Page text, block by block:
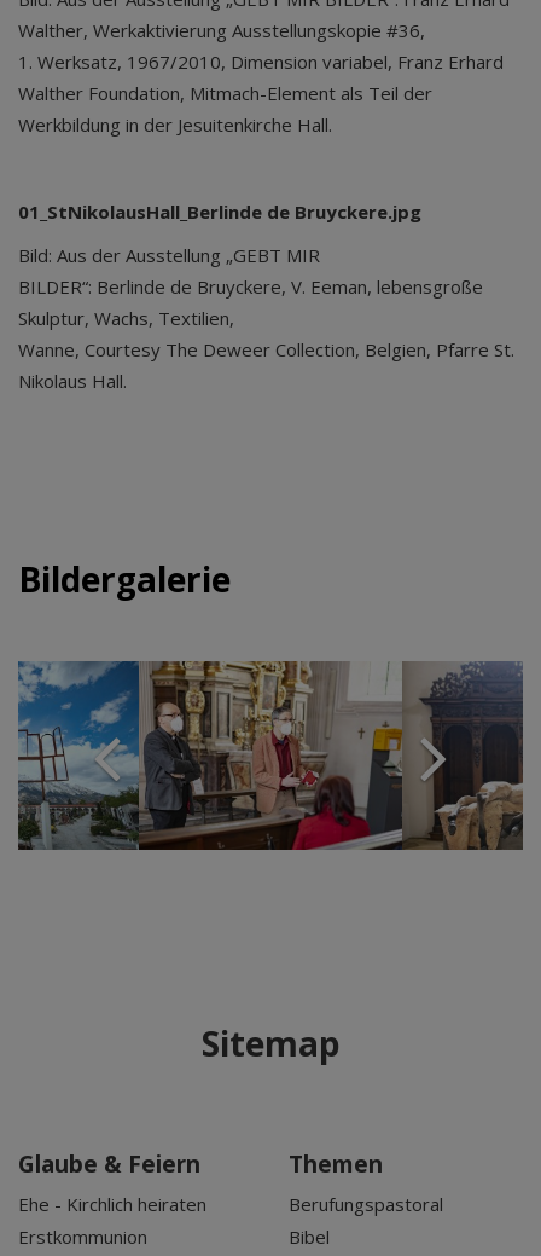
Walther, Werkaktivierung Ausstellungskopie #36,
1. Werksatz, 1967/2010, Dimension variabel, Franz Erhard
Walther Foundation, Mitmach-Element als Teil der
Werkbildung in der Jesuitenkirche Hall.
01_StNikolausHall_Berlinde de Bruyckere.jpg
Bild: Aus der Ausstellung „GEBT MIR
BILDER“: Berlinde de Bruyckere, V. Eeman, lebensgroße
Skulptur, Wachs, Textilien,
Wanne, Courtesy The Deweer Collection, Belgien, Pfarre St.
Nikolaus Hall.
Bildergalerie
Sitemap
Glaube & Feiern
Ehe - Kirchlich heiraten
Erstkommunion
Themen
Berufungspastoral
Bibel